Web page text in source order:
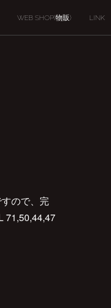
WEB SHOP(物販) LINK
ので、完
71,50,44,47